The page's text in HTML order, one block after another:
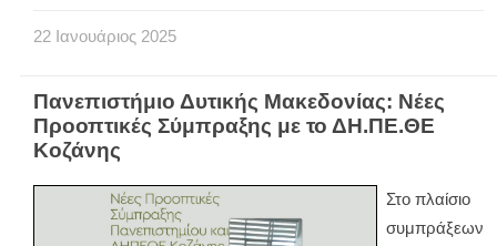
22 Ιανουάριος 2025
Πανεπιστήμιο Δυτικής Μακεδονίας: Νέες
Προοπτικές Σύμπραξης με το ΔΗ.ΠΕ.ΘΕ
Κοζάνης
Στο πλαίσιο
συμπράξεων